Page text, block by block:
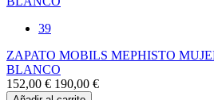
39
ZAPATO MOBILS MEPHISTO
BLANCO
152,00 € 190,00 €